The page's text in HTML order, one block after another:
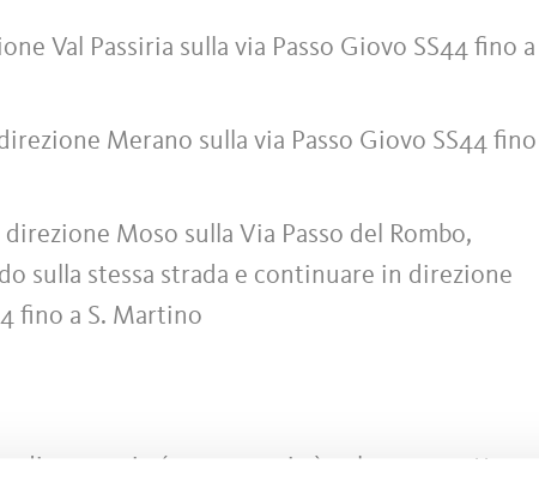
Val Passiria sulla via Passo Giovo SS44 fino a
Merano sulla via Passo Giovo SS44 fino
Moso sulla Via Passo del Rombo,
sulla stessa strada e continuare in direzione
fino a S. Martino
disco orario (max. 120 min.) nel garage